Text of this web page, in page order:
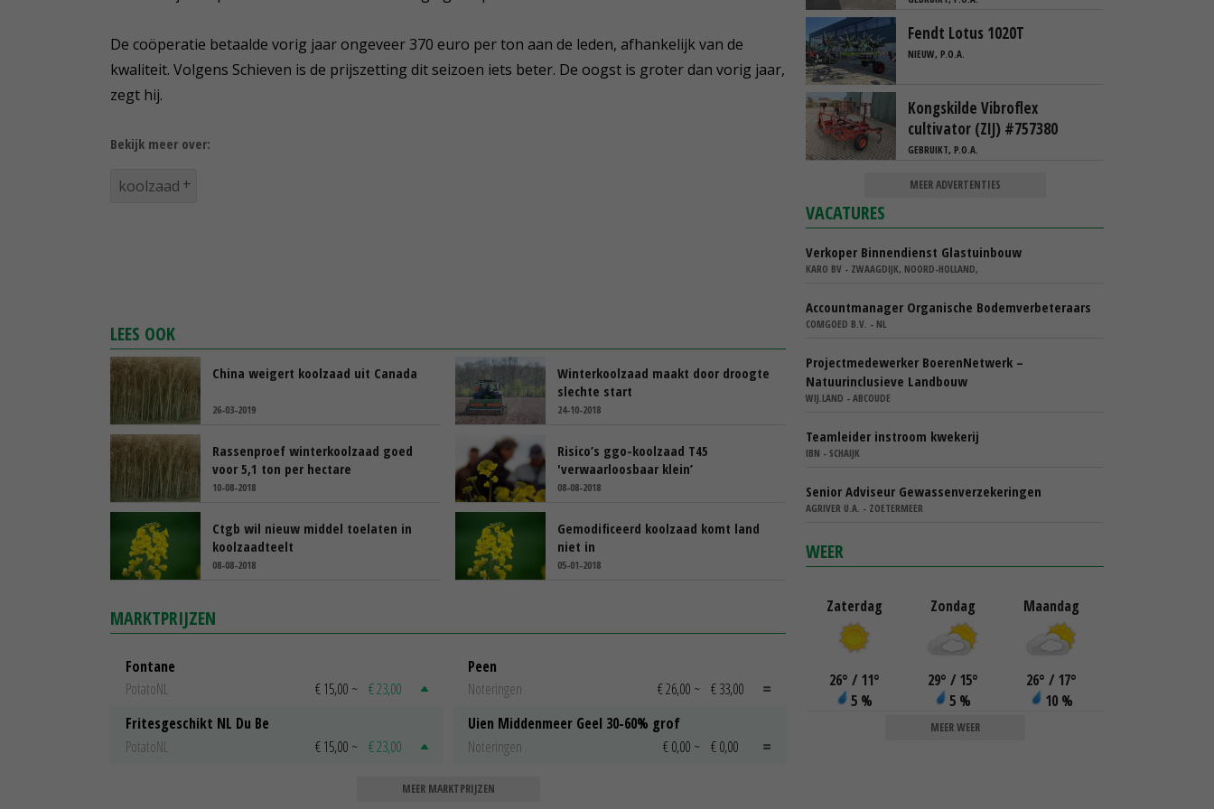
De coöperatie betaalde vorig jaar ongeveer 370 euro per ton aan de leden, afhankelijk van de
kwaliteit. Volgens Schieven is de prijszetting dit seizoen iets beter. De oogst is groter dan vorig jaar,
zegt hij.
Bekijk meer over:
koolzaad
LEES OOK
China weigert koolzaad uit Canada
26-03-2019
Winterkoolzaad maakt door droogte
slechte start
24-10-2018
Rassenproef winterkoolzaad goed
voor 5,1 ton per hectare
10-08-2018
Risico’s ggo-koolzaad T45
'verwaarloosbaar klein’
08-08-2018
Ctgb wil nieuw middel toelaten in
koolzaadteelt
08-08-2018
Gemodificeerd koolzaad komt land
niet in
05-01-2018
MARKTPRIJZEN
Fontane
PotatoNL
€ 15,00 ~ € 23,00
Fritesgeschikt NL Du Be
PotatoNL
€ 15,00 ~ € 23,00
Peen
Noteringen
€ 26,00 ~ € 33,00
Uien Middenmeer Geel 30-60% grof
Noteringen
€ 0,00 ~ € 0,00
MEER MARKTPRIJZEN
Fendt Lotus 1020T
NIEUW, P.O.A.
Kongskilde Vibroflex
cultivator (ZIJ) #757380
GEBRUIKT, P.O.A.
MEER ADVERTENTIES
VACATURES
Verkoper Binnendienst Glastuinbouw
KARO BV - ZWAAGDIJK, NOORD-HOLLAND,
Accountmanager Organische Bodemverbeteraars
COMGOED B.V. - NL
Projectmedewerker BoerenNetwerk –
Natuurinclusieve Landbouw
WIJ.LAND - ABCOUDE
Teamleider instroom kwekerij
IBN - SCHAIJK
Senior Adviseur Gewassenverzekeringen
AGRIVER U.A. - ZOETERMEER
WEER
Zaterdag
26° / 11°
5 %
Zondag
29° / 15°
5 %
Maandag
26° / 17°
10 %
MEER WEER